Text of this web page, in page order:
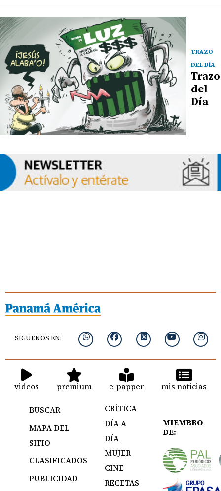
TRAZO
DEL DÍA
Trazo
del
Día
SIGUENOS EN:
videos premium e-papper mis noticias
BUSCAR
MAPA DEL
SITIO
CLASIFICADOS
PUBLICIDAD
CRÍTICA
DÍA A
DÍA
MUJER
CINE
RECETAS
MIEMBRO
DE: